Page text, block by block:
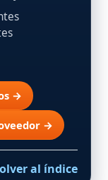
→
→
al índice